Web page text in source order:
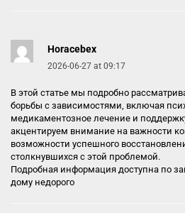
Horacebex
2026-06-27 at 09:17
В этой статье мы подробно
борьбы с зависимостями, включая
медикаментозное лечение и
акцентируем внимание на важности
возможности успешного
столкнувшихся с этой проблемой.
Подробная информация доступна по
дому недорого